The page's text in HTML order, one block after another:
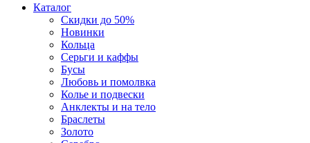
Каталог
Скидки до 50%
Новинки
Кольца
Серьги и каффы
Бусы
Любовь и помолвка
Колье и подвески
Анклекты и на тело
Браслеты
Золото